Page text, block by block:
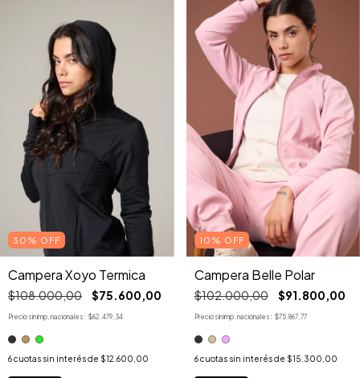
30% OFF
Campera Xoyo Termica
$108.000,00 $75.600,00
Precio sin imp. nacionales: $62.479,34
6cuotas sin interés de $12.600,00
10% OFF
Campera Belle Polar
$102.000,00 $91.800,00
Precio sin imp. nacionales: $75.867,77
6 cuotas sin interés de $15.300,00